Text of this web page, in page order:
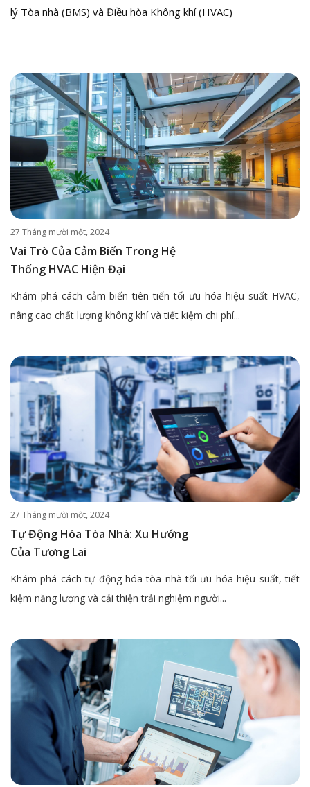
lý Tòa nhà (BMS) và Điều hòa Không khí (HVAC)
27 Tháng mười một, 2024
Vai Trò Của Cảm Biến Trong Hệ
Thống HVAC Hiện Đại
Khám phá cách cảm biến tiên tiến tối ưu hóa hiệu suất HVAC,
nâng cao chất lượng không khí và tiết kiệm chi phí...
27 Tháng mười một, 2024
Tự Động Hóa Tòa Nhà: Xu Hướng
Của Tương Lai
Khám phá cách tự động hóa tòa nhà tối ưu hóa hiệu suất, tiết
kiệm năng lượng và cải thiện trải nghiệm người...